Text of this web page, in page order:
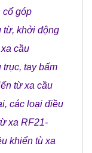
cổ góp
từ, khởi động
cầu
trục, tay bấm
từ xa cầu
, các loại điều
xa RF21-
khiển tù xa